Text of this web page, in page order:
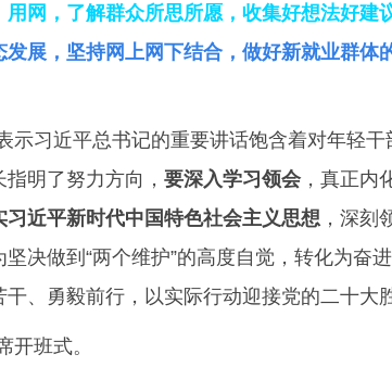
网，了解群众所思所愿，收集好想法好建
发展，坚持网上网下结合，做好新就业群体
示习近平总书记的重要讲话饱含着对年轻
明了努力方向， 要深入学习领会，真正内
近平新时代中国特色社会主义思想 ，深刻
决做到“两个维护”的高度自觉，转化为奋
、勇毅前行，以实际行动迎接党的二十大
开班式。